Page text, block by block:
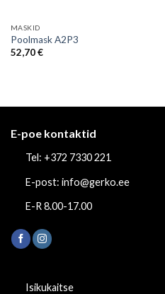
MASKID
Poolmask A2P3
52,70€
E-poe kontaktid
Tel: +372 7330 221
E-post: info@gerko.ee
E-R 8.00-17.00
Isikukaitse